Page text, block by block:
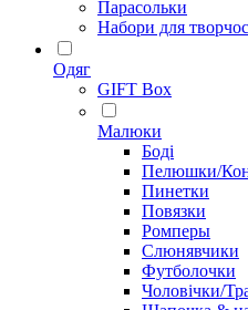
Парасольки
Набори для
Одяг
GIFT Box
Малюки
Боді
Пелюшки/
Пинетки
Повязки
Ромперы
Слюнявчики
Футболочки
Чоловічки/